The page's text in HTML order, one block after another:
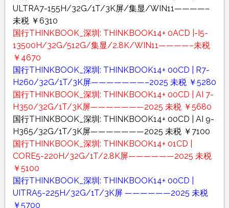
ULTRA7-155H/32G/1T/3K屏/集显/WIN11————–
未税 ￥6310
国行THINKBOOK_深圳: THINKBOOK14+ 0ACD |-I5-
13500H/32G/512G/集显/2.8K/WIN11————–未税
￥4670
国行THINKBOOK_深圳: THINKBOOK14+ 00CD | R7-
H260/32G/1T/3K屏———————–2025 未税 ￥5280
国行THINKBOOK_深圳: THINKBOOK14+ 00CD | AI 7-
H350/32G/1T/3K屏———————2025 未税 ￥5680
国行THINKBOOK_深圳: THINKBOOK14+ 00CD | AI 9-
H365/32G/1T/3K屏———————2025 未税 ￥7100
国行THINKBOOK_深圳: THINKBOOK14+ 01CD |
CORE5-220H/32G/1T/2.8K屏——————2025 未税
￥5100
国行THINKBOOK_深圳: THINKBOOK14+ 00CD |
UITRA5-225H/32G/1T/3K屏 ——————2025 未税
￥5700